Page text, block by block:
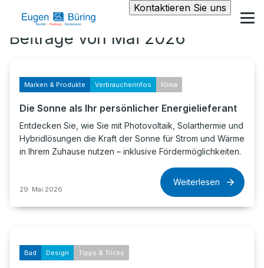
Kontaktieren Sie uns
Beiträge von Mai 2026
Marken & Produkte Verbraucherinfos Klima
Die Sonne als Ihr persönlicher Energielieferant
Entdecken Sie, wie Sie mit Photovoltaik, Solarthermie und
Hybridlösungen die Kraft der Sonne für Strom und Wärme
in Ihrem Zuhause nutzen – inklusive Fördermöglichkeiten.
29. Mai 2026
Weiterlesen
Bad Design Tipps & Tricks